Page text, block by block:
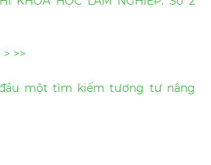
> >>
một tìm kiếm tương tự nâng